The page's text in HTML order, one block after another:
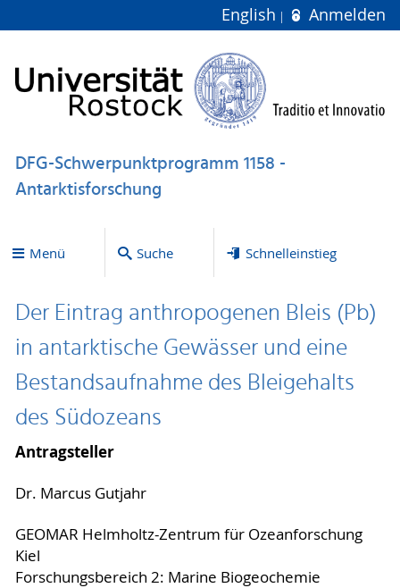
English Anmelden
DFG-Schwerpunktprogramm 1158 -
Antarktisforschung
Menü Suche Schnelleinstieg
Der Eintrag anthropogenen Bleis (Pb)
in antarktische Gewässer und eine
Bestandsaufnahme des Bleigehalts
des Südozeans
Antragsteller
Dr. Marcus Gutjahr
GEOMAR Helmholtz-Zentrum für Ozeanforschung
Kiel
Forschungsbereich 2: Marine Biogeochemie